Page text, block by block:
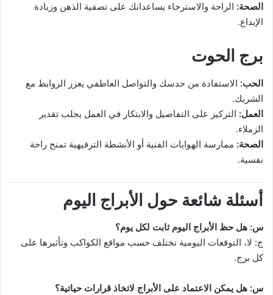
الصحة: الراحة والاسترخاء يساعدانك على تصفية الذهن وزيادة
الإبداع.
برج الحوت
الحب: الاستفادة من حدسك والتواصل العاطفي يعزز الروابط مع
الشريك.
العمل: التركيز على التفاصيل والابتكار في العمل يجلب تقدير
الزملاء.
الصحة: ممارسة الهوايات الفنية أو الأنشطة الترفيهية تمنح راحة
نفسية.
أسئلة شائعة حول الأبراج اليوم
س: هل حظ الأبراج اليوم ثابت لكل يوم؟
ج: لا، التوقعات اليومية تختلف حسب مواقع الكواكب وتأثيرها على
كل برج.
س: هل يمكن الاعتماد على الأبراج لاتخاذ قرارات حياتية؟